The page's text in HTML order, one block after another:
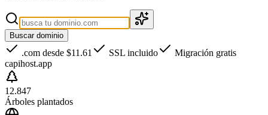
Buscar dominio
.com desde $11.61 SSL incluido
Migración gratis
capihost.app
12.847
Árboles plantados